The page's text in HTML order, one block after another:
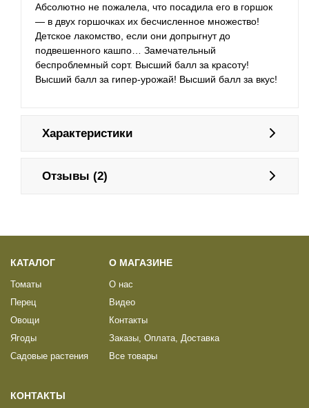
Абсолютно не пожалела, что посадила его в горшок
— в двух горшочках их бесчисленное множество!
Детское лакомство, если они допрыгнут до
подвешенного кашпо… Замечательный
беспроблемный сорт. Высший балл за красоту!
Высший балл за гипер-урожай! Высший балл за вкус!
Характеристики
Отзывы (2)
КАТАЛОГ
Томаты
Перец
Овощи
Ягоды
Садовые растения
О МАГАЗИНЕ
О нас
Видео
Контакты
Заказы, Оплата, Доставка
Все товары
КОНТАКТЫ